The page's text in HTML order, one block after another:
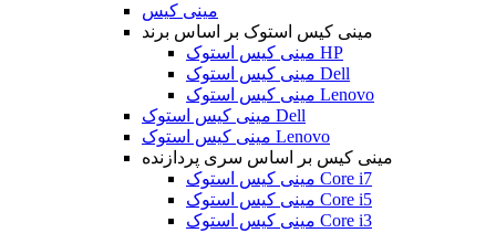
مینی کیس
مینی کیس استوک بر اساس برند
مینی کیس استوک HP
مینی کیس استوک Dell
مینی کیس استوک Lenovo
مینی کیس استوک Dell
مینی کیس استوک Lenovo
مینی کیس بر اساس سری پردازنده
مینی کیس استوک Core i7
مینی کیس استوک Core i5
مینی کیس استوک Core i3